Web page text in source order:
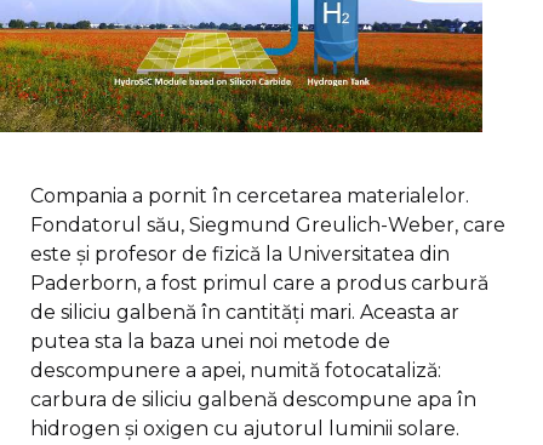
Compania a pornit în cercetarea materialelor.
Fondatorul său, Siegmund Greulich-Weber, care
este și profesor de fizică la Universitatea din
Paderborn, a fost primul care a produs carbură
de siliciu galbenă în cantități mari. Aceasta ar
putea sta la baza unei noi metode de
descompunere a apei, numită fotocataliză:
carbura de siliciu galbenă descompune apa în
hidrogen și oxigen cu ajutorul luminii solare.